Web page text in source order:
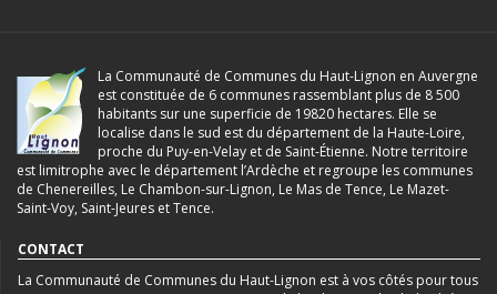
La Communauté de Communes du Haut-Lignon en Auvergne
est constituée de 6 communes rassemblant plus de 8 500
habitants sur une superficie de 19820 hectares. Elle se
localise dans le sud est du département de la Haute-Loire,
proche du Puy-en-Velay et de Saint-Étienne. Notre territoire
est limitrophe avec le département l’Ardèche et regroupe les communes
de Chenereilles, Le Chambon-sur-Lignon, Le Mas de Tence, Le Mazet-
Saint-Voy, Saint-Jeures et Tence.
CONTACT
La Communauté de Communes du Haut-Lignon est à vos côtés pour tous